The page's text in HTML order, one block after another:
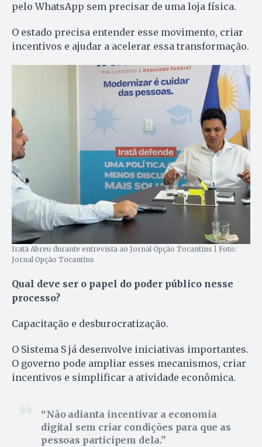
pelo WhatsApp sem precisar de uma loja física.
O estado precisa entender esse movimento, criar
incentivos e ajudar a acelerar essa transformação.
Iratã Abreu durante entrevista ao Jornal Opção Tocantins | Foto:
Jornal Opção Tocantins
Qual deve ser o papel do poder público nesse
processo?
Capacitação e desburocratização.
O Sistema S já desenvolve iniciativas importantes.
O governo pode ampliar esses mecanismos, criar
incentivos e simplificar a atividade econômica.
Não adianta incentivar a economia
digital sem criar condições para que as
pessoas participem dela.